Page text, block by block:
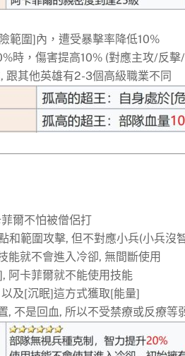
範圍]內，遭受暴擊率降低10%
時，傷害提高10% (對應主攻/反擊
跟其他英雄有2-3個高級職業不同
爾不怕被僧侶打
和範圍攻擊, 但不對應小兵(小兵沒
能就不會進入冷卻, 無間斷使用
阿卡菲爾就不能使用技能
及[沉眠]這方式獲取[能量]
, 不是回血, 所以不受禁療或反療等